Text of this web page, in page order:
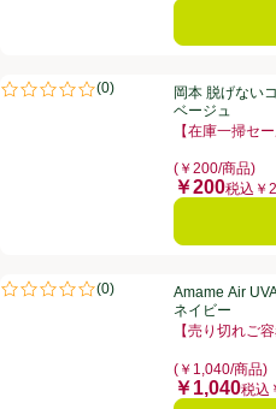
岡本 脱げないココピタ やや深履き
(0)
評価は0件のレビューで5点中0.0点。
岡本 脱げない
ベージュ
【在庫一掃セ
(￥200/商品)
価格
￥200税込￥
Amame Air UVAir+ 晴雨兼用折りた
(0)
評価は0件のレビューで5点中0.0点
Amame Air
ネイビー
【売り切れご
(￥1,040/商品)
価格
￥1,040税込